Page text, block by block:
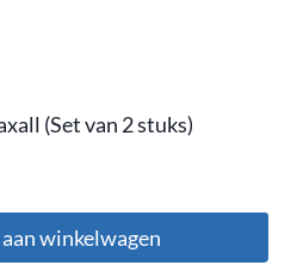
(Set van 2 stuks)
winkelwagen